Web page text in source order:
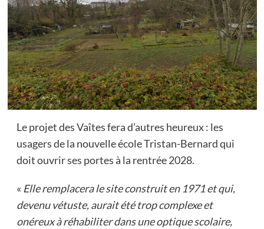
Le projet des Vaîtes fera d’autres heureux : les
usagers de la nouvelle école Tristan-Bernard qui
doit ouvrir ses portes à la rentrée 2028.
« Elle remplacera le site construit en 1971 et qui,
devenu vétuste, aurait été trop complexe et
onéreux à réhabiliter dans une optique scolaire,